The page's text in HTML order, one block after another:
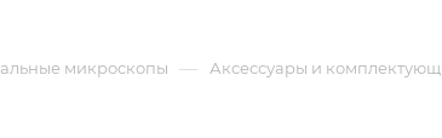
микроскопы — Аксессуары и